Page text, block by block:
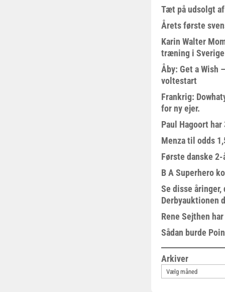
Tæt på udsolgt
Årets første
Karin Walter
træning i Sverige
Åby: Get a Wish
voltestart
Frankrig:
for ny ejer.
Paul Hagoort
Menza til odds
Første danske
B A Superhero
Se disse
Derbyauktionen
Rene Sejthen
Sådan burde
Arkiver